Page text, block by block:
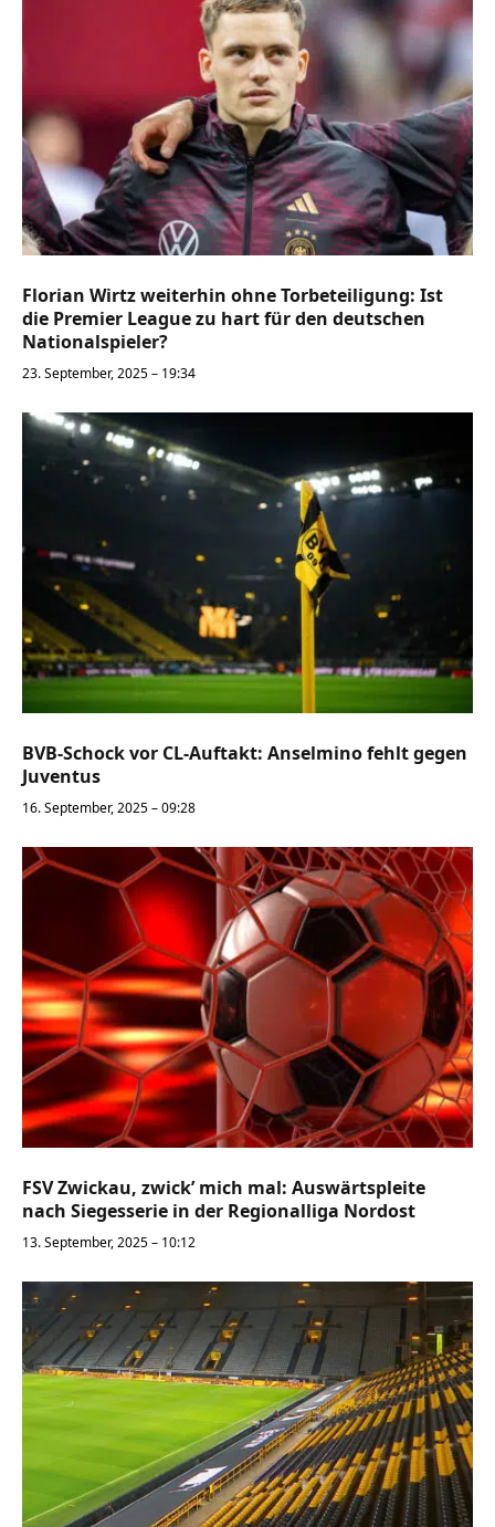
Florian Wirtz weiterhin ohne Torbeteiligung: Ist
die Premier League zu hart für den deutschen
Nationalspieler?
23. September, 2025 – 19:34
BVB-Schock vor CL-Auftakt: Anselmino fehlt gegen
Juventus
16. September, 2025 – 09:28
FSV Zwickau, zwick’ mich mal: Auswärtspleite
nach Siegesserie in der Regionalliga Nordost
13. September, 2025 – 10:12